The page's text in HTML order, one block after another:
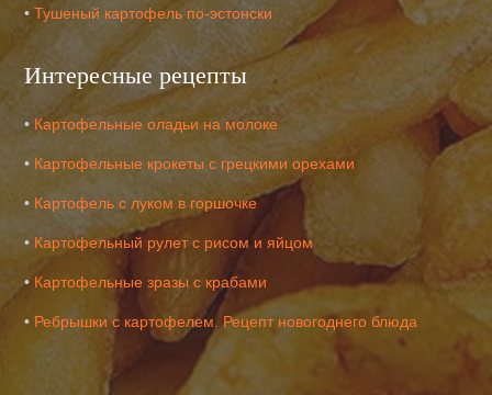
•Тушеный картофель по-эстонски
Интересные рецепты
• Картофельные оладьи на молоке
• Картофельные крокеты с грецкими орехами
• Картофель с луком в горшочке
• Картофельный рулет с рисом и яйцом
• Картофельные зразы с крабами
• Ребрышки с картофелем. Рецепт новогоднего блюда